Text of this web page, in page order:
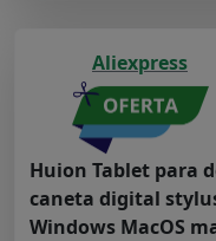
Aliexpress
Huion Tablet para
caneta digital
Windows MacOS